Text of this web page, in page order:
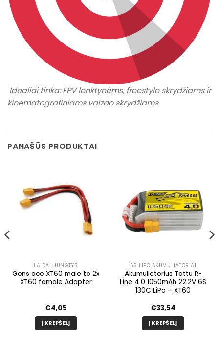
Idealiai tinka: FPV lenktynėms, freestyle skrydžiams ir
kinematografiniams vaizdo skrydžiams.
PANAŠŪS PRODUKTAI
LAIDAI, JUNGTYS
Gens ace XT60 male to 2x
XT60 female Adapter
€4,05
Į KREPŠELĮ
6S LIPO AKUMULIATORIAI
Akumuliatorius Tattu R-
Line 4.0 1050mAh 22.2V 6S
130C LiPo – XT60
€33,54
Į KREPŠELĮ